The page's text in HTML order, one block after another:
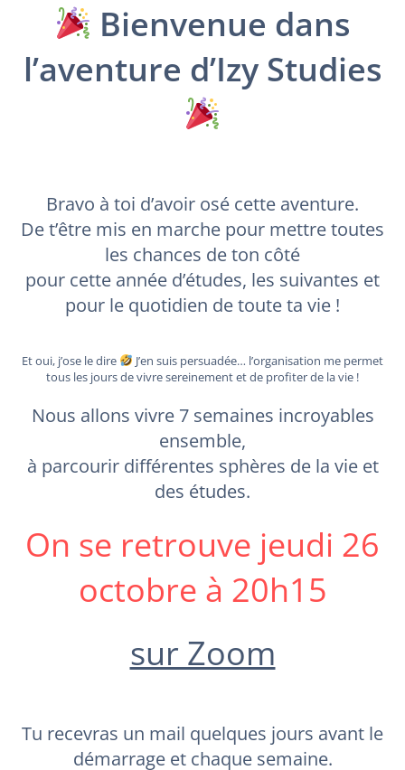
Bienvenue dans
l’aventure d’Izy Studies
Bravo à toi d’avoir osé cette aventure.
De t’être mis en marche pour mettre toutes
les chances de ton côté
pour cette année d’études, les suivantes et
pour le quotidien de toute ta vie !
Et oui, j’ose le dire
J’en suis persuadée… l’organisation me permet
tous les jours de vivre sereinement et de profiter de la vie !
Nous allons vivre 7 semaines incroyables
ensemble,
à parcourir différentes sphères de la vie et
des études.
On se retrouve jeudi 26
octobre à 20h15
sur Zoom
Tu recevras un mail quelques jours avant le
démarrage et chaque semaine.